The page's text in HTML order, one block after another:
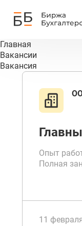
Главная
Вакансии
Вакансия
Опыт
Полная
11